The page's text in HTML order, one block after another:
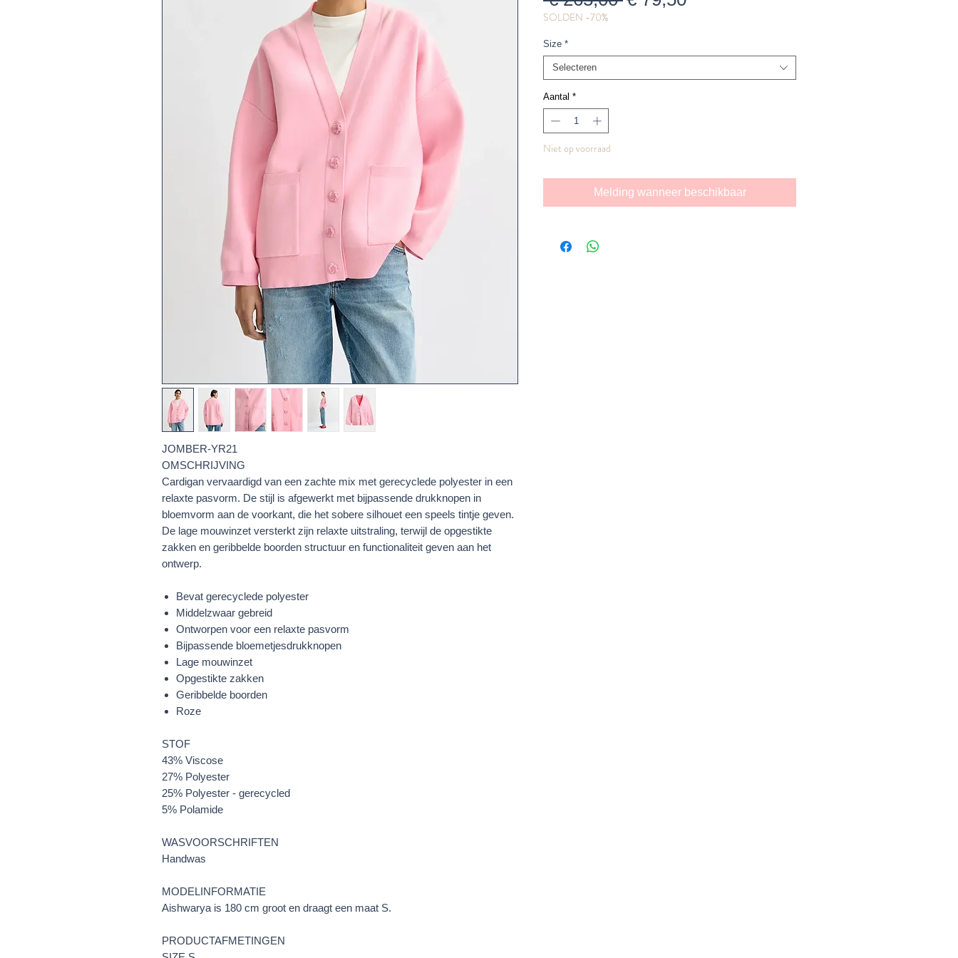
JOMBER-YR21
OMSCHRIJVING
Cardigan vervaardigd van een zachte mix met gerecyclede polyester in een
relaxte pasvorm. De stijl is afgewerkt met bijpassende drukknopen in
bloemvorm aan de voorkant, die het sobere silhouet een speels tintje geven.
De lage mouwinzet versterkt zijn relaxte uitstraling, terwijl de opgestikte
zakken en geribbelde boorden structuur en functionaliteit geven aan het
ontwerp.
Bevat gerecyclede polyester
Middelzwaar gebreid
Ontworpen voor een relaxte pasvorm
Bijpassende bloemetjesdrukknopen
Lage mouwinzet
Opgestikte zakken
Geribbelde boorden
Roze
STOF
43% Viscose
27% Polyester
25% Polyester - gerecycled
5% Polamide
WASVOORSCHRIFTEN
Handwas
MODELINFORMATIE
Aishwarya is 180 cm groot en draagt een maat S.
PRODUCTAFMETINGEN
SOLDEN -70%
Size *
Selecteren
Aantal *
Niet op voorraad
Melding wanneer beschikbaar